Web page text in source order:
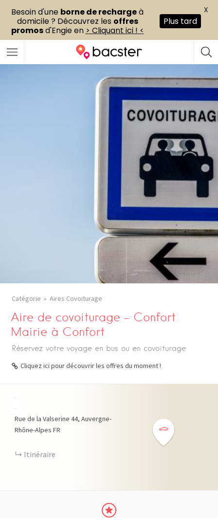
Catégorie Aires Covoiturage
Aire de covoiturage – Confort
Mairie à Confort
Réservez votre voyage en bus ou en covoiturage
Cliquez ici pour découvrir les offres du moment !
Rue de la Valserine 44 Auvergne-
Rhône-Alpes FR
Itinéraire
Besoin d'une borne de rechargeà
domicile ? Découvrez les offres
promosd'Engie en > Cliquant ici ! <
Plus tard
X